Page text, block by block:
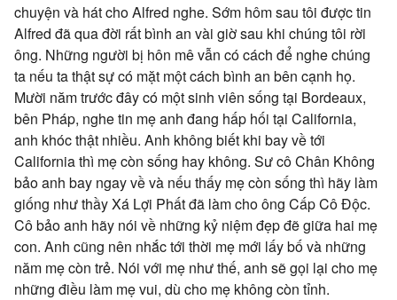
chuyện và hát cho Alfred nghe. Sớm hôm sau tôi được tin
Alfred đã qua đời rất bình an vài giờ sau khi chúng tôi rời
ông. Những người bị hôn mê vẫn có cách để nghe chúng
ta nếu ta thật sự có mặt một cách bình an bên cạnh họ.
Mười năm trước đây có một sinh viên sống tại Bordeaux,
bên Pháp, nghe tin mẹ anh đang hấp hối tại California,
anh khóc thật nhiều. Anh không biết khi bay về tới
California thì mẹ còn sống hay không. Sư cô Chân Không
bảo anh bay ngay về và nếu thấy mẹ còn sống thì hãy làm
giống như thầy Xá Lợi Phất đã làm cho ông Cấp Cô Độc.
Cô bảo anh hãy nói về những kỷ niệm đẹp đẽ giữa hai mẹ
con. Anh cũng nên nhắc tới thời mẹ mới lấy bố và những
năm mẹ còn trẻ. Nói với mẹ như thế, anh sẽ gọi lại cho mẹ
những điều làm mẹ vui, dù cho mẹ không còn tỉnh.